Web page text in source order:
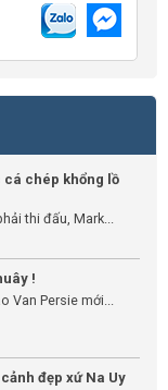
cá chép khổng lồ
thi đấu, Mark...
!
Van Persie mới...
đẹp xứ Na Uy